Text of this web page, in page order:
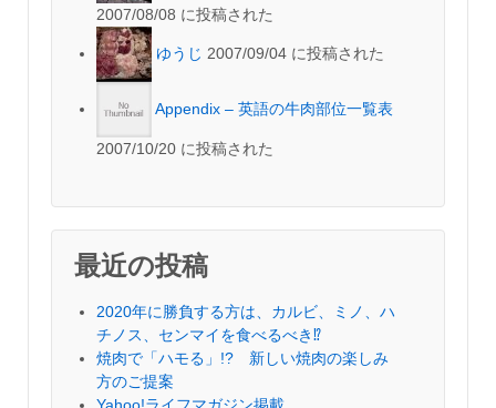
2007/08/08 に投稿された
ゆうじ 2007/09/04 に投稿された
Appendix – 英語の牛肉部位一覧表
2007/10/20 に投稿された
最近の投稿
2020年に勝負する方は、カルビ、ミノ、ハ
チノス、センマイを食べるべき⁉︎
焼肉で「ハモる」!? 新しい焼肉の楽しみ
方のご提案